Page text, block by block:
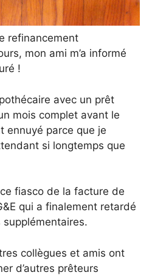
refinancement
mon ami m’a informé
!
avec un prêt
mois complet avant le
ennuyé parce que je
si longtemps que
fiasco de la facture de
qui a finalement retardé
collègues et amis ont
d’autres prêteurs